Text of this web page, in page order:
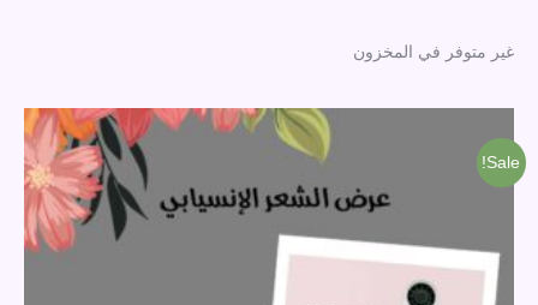
غير متوفر في المخزون
Sale!